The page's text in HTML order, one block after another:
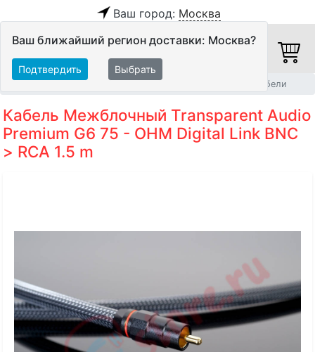
Ваш город: Москва
Ваш ближайший регион доставки: Москва?
Подтвердить Выбрать
Коаксиальные кабели
Кабель Межблочный Transparent Audio
Premium G6 75 - OHM Digital Link BNC
> RCA 1.5 m